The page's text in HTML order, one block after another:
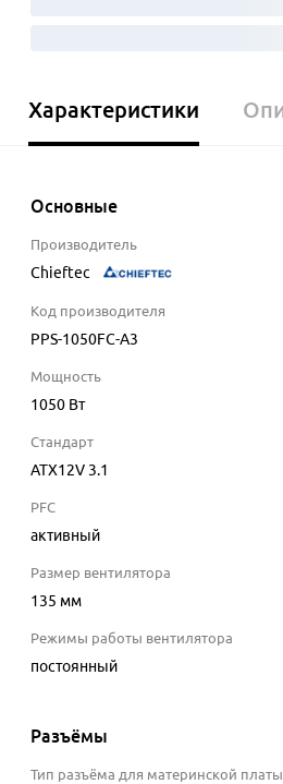
Характеристики
Основные
Производитель
Chieftec
Код производителя
PPS-1050FC-A3
Мощность
1050 Вт
Стандарт
ATX12V 3.1
PFC
активный
Размер вентилятора
135 мм
Режимы работы вентилятора
постоянный
Разъёмы
Тип разъёма для материнской платы